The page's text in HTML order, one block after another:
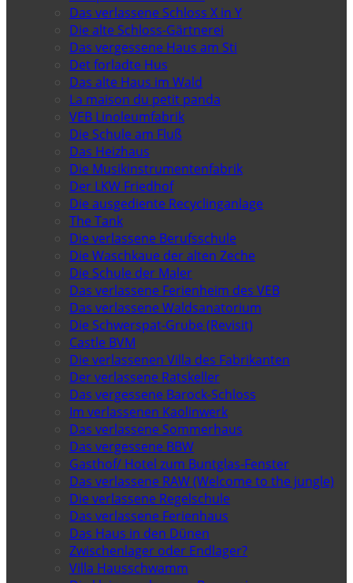
Das verlassene Schloss X in Y
Die alte Schloss-Gärtnerei
Das vergessene Haus am Sti
Det forladte Hus
Das alte Haus im Wald
La maison du petit panda
VEB Linoleumfabrik
Die Schule am Fluß
Das Heizhaus
Die Musikinstrumentenfabrik
Der LKW Friedhof
Die ausgediente Recyclinganlage
The Tank
Die verlassene Berufsschule
Die Waschkaue der alten Zeche
Die Schule der Maler
Das verlassene Ferienheim des VEB
Das verlassene Waldsanatorium
Die Schwerspat-Grube (Revisit)
Castle BVM
Die verlassenen Villa des Fabrikanten
Der verlassene Ratskeller
Das vergessene Barock-Schloss
Im verlassenen Kaolinwerk
Das verlassene Sommerhaus
Das vergessene BBW
Gasthof/ Hotel zum Buntglas-Fenster
Das verlassene RAW (Welcome to the jungle)
Die verlassene Regelschule
Das verlassene Ferienhaus
Das Haus in den Dünen
Zwischenlager oder Endlager?
Villa Hausschwamm